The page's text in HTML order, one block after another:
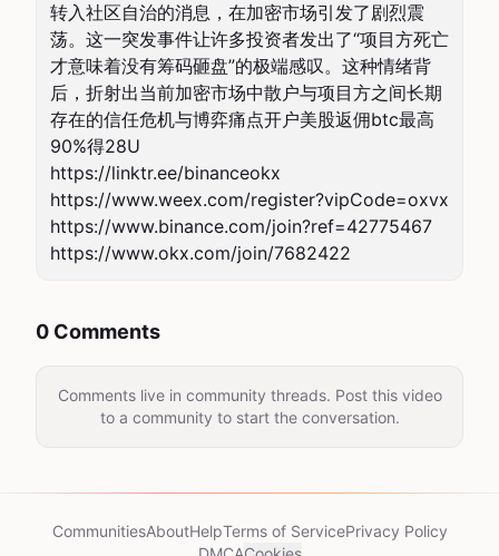
转入社区自治的消息，在加密市场引发了剧烈震
荡。这一突发事件让许多投资者发出了“项目方死亡
才意味着没有筹码砸盘”的极端感叹。这种情绪背
后，折射出当前加密市场中散户与项目方之间长期
存在的信任危机与博弈痛点开户美股返佣btc最高
90%得28U
https://linktr.ee/binanceokx
https://www.weex.com/register?vipCode=oxvx
https://www.binance.com/join?ref=42775467
https://www.okx.com/join/7682422
0 Comments
Comments live in community threads. Post this video
to a community to start the conversation.
CommunitiesAboutHelpTerms of ServicePrivacy Policy